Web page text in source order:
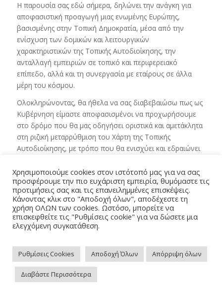
Η παρουσία σας εδώ σήμερα, δηλώνει την ανάγκη για
αποφασιστική προαγωγή μιας ενωμένης Ευρώπης,
βασισμένης στην Τοπική Δημοκρατία, μέσα από την
ενίσχυση των δομικών και λειτουργικών
χαρακτηριστικών της Τοπικής Αυτοδιοίκησης, την
ανταλλαγή εμπειριών σε τοπικό και περιφερειακό
επίπεδο, αλλά και τη συνεργασία με εταίρους σε άλλα
μέρη του κόσμου.
Ολοκληρώνοντας, θα ήθελα να σας διαβεβαιώσω πως ως
Κυβέρνηση είμαστε αποφασισμένοι να προχωρήσουμε
στο δρόμο που θα μας οδηγήσει οριστικά και αμετάκλητα
στη ριζική μεταρρύθμιση του Χάρτη της Τοπικής
Αυτοδιοίκησης, με τρόπο που θα ενισχύει και εδραιώνει
περιφερειακό επίπεδο, θα προωθεί την ισόρροπη
ανάπτυξη και θα παρέχει ποιοτικά αναβαθμισμένες
υπηρεσίες στους πολίτες. Μια μεταρρύθμιση που θα
προκύψει ως το αποτέλεσμα ενός συναινετικού και
δημοκρατικού διαλόγου με τους ενδιαφερόμενους.
Επισυνάπτεται η ομιλία της Δημάρχου Λευκωσίας
κας Ε. Μαύρου.
Χρησιμοποιούμε cookies στον ιστότοπό μας για να σας
προσφέρουμε την πιο ευχάριστη εμπειρία, θυμόμαστε τις
προτιμήσεις σας και τις επανειλημμένες επισκέψεις.
Κάνοντας κλικ στο "Αποδοχή όλων", αποδέχεστε τη
χρήση ΟΛΩΝ των cookies. Ωστόσο, μπορείτε να
επισκεφθείτε τις "Ρυθμίσεις cookie" για να δώσετε μια
ελεγχόμενη συγκατάθεση.
Ρυθμίσεις Cookies Αποδοχή Όλων Απόρριψη όλων
Διαβάστε Περισσότερα